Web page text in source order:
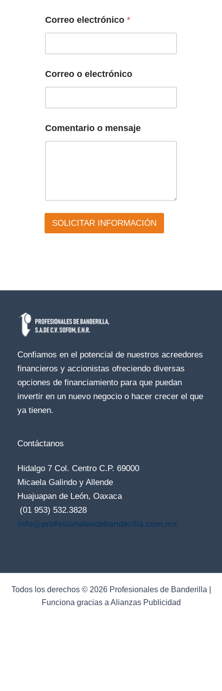
Correo electrónico *
Correo o electrónico
Comentario o mensaje
SOLICITAR INFORMACIÓN
Confiamos en el potencial de nuestros acreedores
financieros y accionistas ofreciendo diversas
opciones de financiamiento para que puedan
invertir en un nuevo negocio o hacer crecer el que
ya tienen.
Contáctanos
Hidalgo 7 Col. Centro C.P. 69000
Micaela Galindo y Allende
Huajuapan de León, Oaxaca
(01 953) 532.3828
info@profesionalesdebanderilla.com.mx
Todos los derechos © 2026 Profesionales de Banderilla |
Funciona gracias a Alianzas Publicidad